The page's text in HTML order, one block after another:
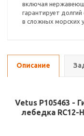
включая
гарантирует
в сложных морских
Описание
Vetus P105463 -
лебедка RC12-